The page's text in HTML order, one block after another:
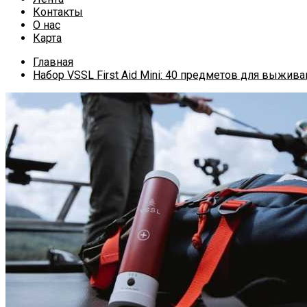
Контакты
О нас
Карта
Главная
Набор VSSL First Aid Mini: 40 предметов для